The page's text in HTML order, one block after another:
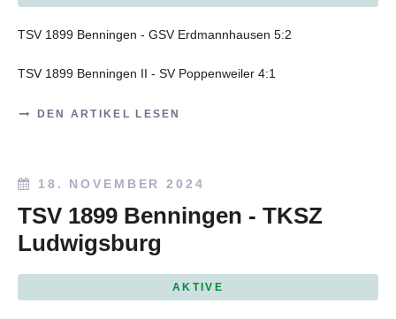
TSV 1899 Benningen - GSV Erdmannhausen 5:2
TSV 1899 Benningen II - SV Poppenweiler 4:1
DEN ARTIKEL LESEN
18. NOVEMBER 2024
TSV 1899 Benningen - TKSZ
Ludwigsburg
AKTIVE